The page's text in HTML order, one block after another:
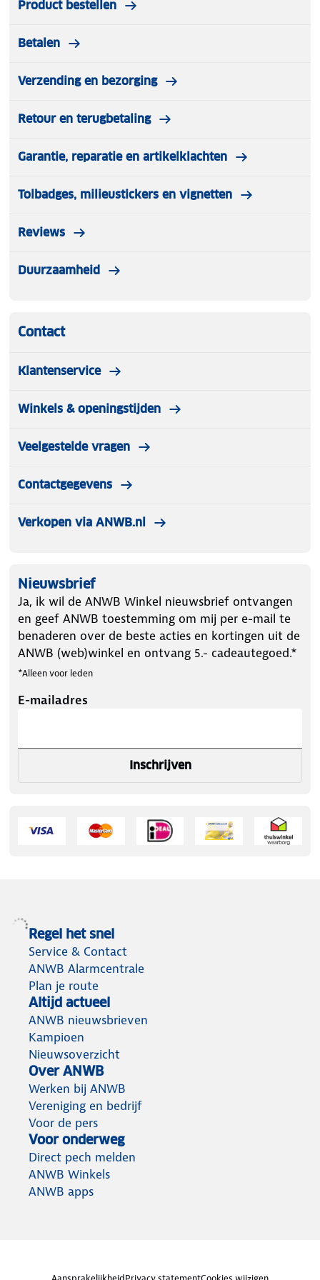
Product bestellen
Betalen
Verzending en bezorging
Retour en terugbetaling
Garantie, reparatie en artikelklachten
Tolbadges, milieustickers en vignetten
Reviews
Duurzaamheid
Contact
Klantenservice
Winkels & openingstijden
Veelgestelde vragen
Contactgegevens
Verkopen via ANWB.nl
Nieuwsbrief
Ja, ik wil de ANWB Winkel nieuwsbrief ontvangen
en geef ANWB toestemming om mij per e-mail te
benaderen over de beste acties en kortingen uit de
ANWB (web)winkel en ontvang 5.- cadeautegoed.*
*Alleen voor leden
E-mailadres
Inschrijven
Regel het snel
Service & Contact
ANWB Alarmcentrale
Plan je route
Altijd actueel
ANWB nieuwsbrieven
Kampioen
Nieuwsoverzicht
Over ANWB
Werken bij ANWB
Vereniging en bedrijf
Voor de pers
Voor onderweg
Direct pech melden
ANWB Winkels
ANWB apps